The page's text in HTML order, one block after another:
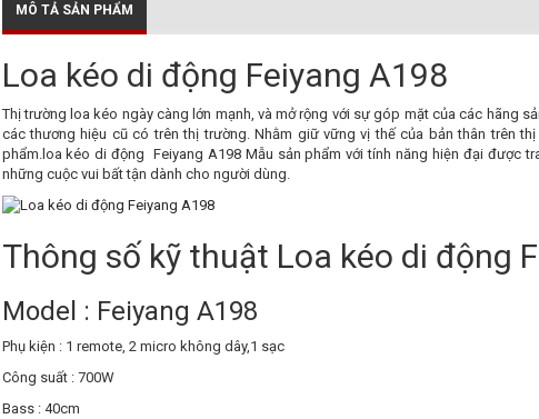
MÔ TẢ SẢN PHẨM
Loa kéo di động Feiyang A198
Thị trường loa kéo ngày càng lớn mạnh, và mở rộng với sự góp mặt của các hãng
các thương hiệu cũ có trên thị trường. Nhằm giữ vững vị thế của bản thân trên
phẩm.loa kéo di động Feiyang A198 Mẫu sản phẩm với tính năng hiện đại được
những cuộc vui bất tận dành cho người dùng.
Thông số kỹ thuật Loa kéo di động
Model : Feiyang A198
Phụ kiện : 1 remote, 2 micro không dây,1 sạc
Công suất : 700W
Bass : 40cm